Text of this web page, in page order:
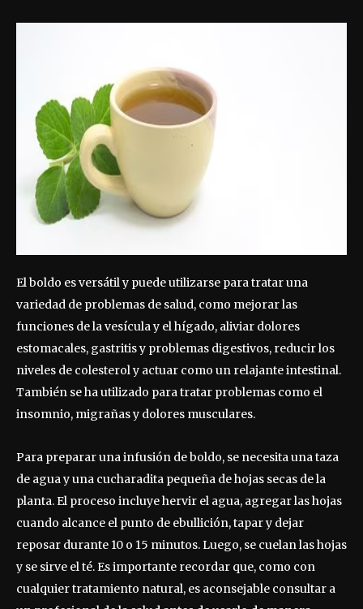
El boldo es versátil y puede utilizarse para tratar una
variedad de problemas de salud, como mejorar las
funciones de la vesícula y el hígado, aliviar dolores
estomacales, gastritis y problemas digestivos, reducir los
niveles de colesterol y actuar como un relajante intestinal.
También se ha utilizado para tratar problemas como el
insomnio, migrañas y dolores musculares.
Para preparar una infusión de boldo, se necesita una taza
de agua y una cucharadita pequeña de hojas secas de la
planta. El proceso incluye hervir el agua, agregar las hojas
cuando alcance el punto de ebullición, tapar y dejar
reposar durante 10 o 15 minutos. Luego, se cuelan las hojas
y se sirve el té. Es importante recordar que, como con
cualquier tratamiento natural, es aconsejable consultar a